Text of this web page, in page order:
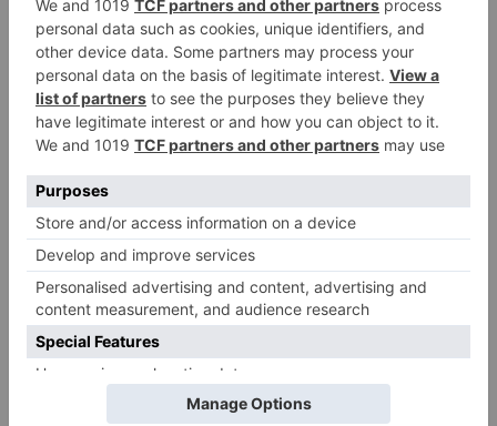
Estos galardones confirman la apuesta en
servicios digitales que desarrolla Carrefour para
que el consumidor pueda gestionar su compra
de manera más ágil y cómoda. Su estrategia
omnicanal, multiformato y multimarca, posibilita
que el cliente pueda realizar sus compras a
través de todos los canales de compra posibles:
hipermercados, supermercados, tiendas de
proximidad, comercio online, desde el móvil o